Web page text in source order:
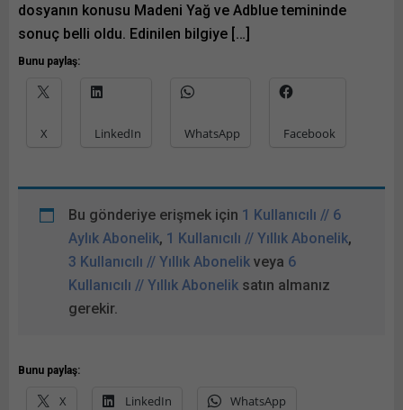
dosyanın konusu Madeni Yağ ve Adblue temininde
sonuç belli oldu. Edinilen bilgiye […]
Bunu paylaş:
X LinkedIn WhatsApp Facebook
Bu gönderiye erişmek için 1 Kullanıcılı // 6
Aylık Abonelik, 1 Kullanıcılı // Yıllık Abonelik,
3 Kullanıcılı // Yıllık Abonelik veya 6
Kullanıcılı // Yıllık Abonelik satın almanız
gerekir.
Bunu paylaş:
X LinkedIn WhatsApp